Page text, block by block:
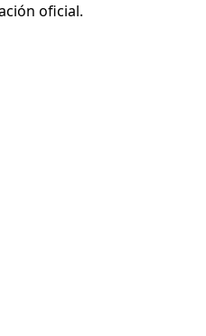
oficial.